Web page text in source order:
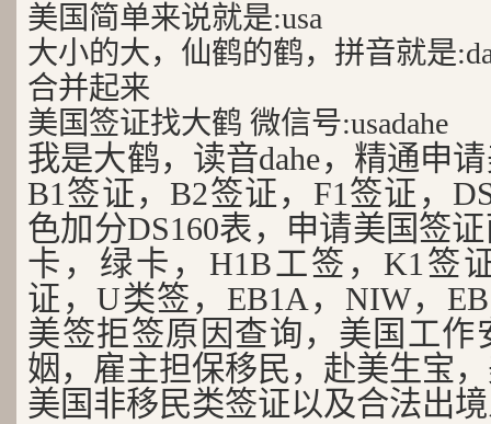
美国简单来说就是:usa
大小的大，仙鹤的鹤，拼音就是
合并起来
美国签证找大鹤 微信号:usadahe
我是大鹤，读音dahe，精通申
B1签证，B2签证，F1签证，
色加分DS160表，申请美国签
卡，绿卡，H1B工签，K1签
证，U类签，EB1A，NIW，
美签拒签原因查询，美国工作
姻，雇主担保移民，赴美生宝
美国非移民类签证以及合法出